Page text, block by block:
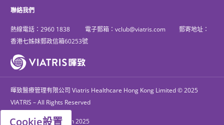
聯絡我們
熱線電話： 2960 1838 電子郵箱： vclub@viatris.com
郵寄地址：
香港七姊妹郵政信箱60253號
暉致醫療管理有限公司 Viatris Healthcare Hong Kong Limited © 2025
VIATRIS – All Rights Reserved
PM-CLP-24-052306 Jun 2025
Cookie設置